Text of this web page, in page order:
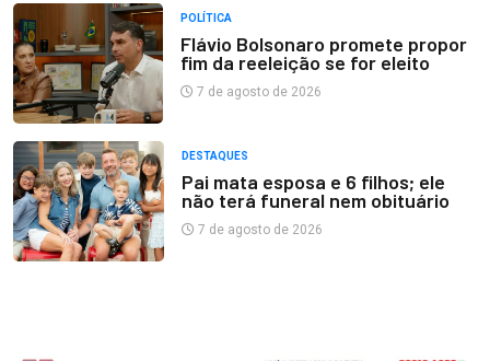
POLÍTICA
Flávio Bolsonaro promete propor
fim da reeleição se for eleito
7 de agosto de 2026
DESTAQUES
Pai mata esposa e 6 filhos; ele
não terá funeral nem obituário
7 de agosto de 2026